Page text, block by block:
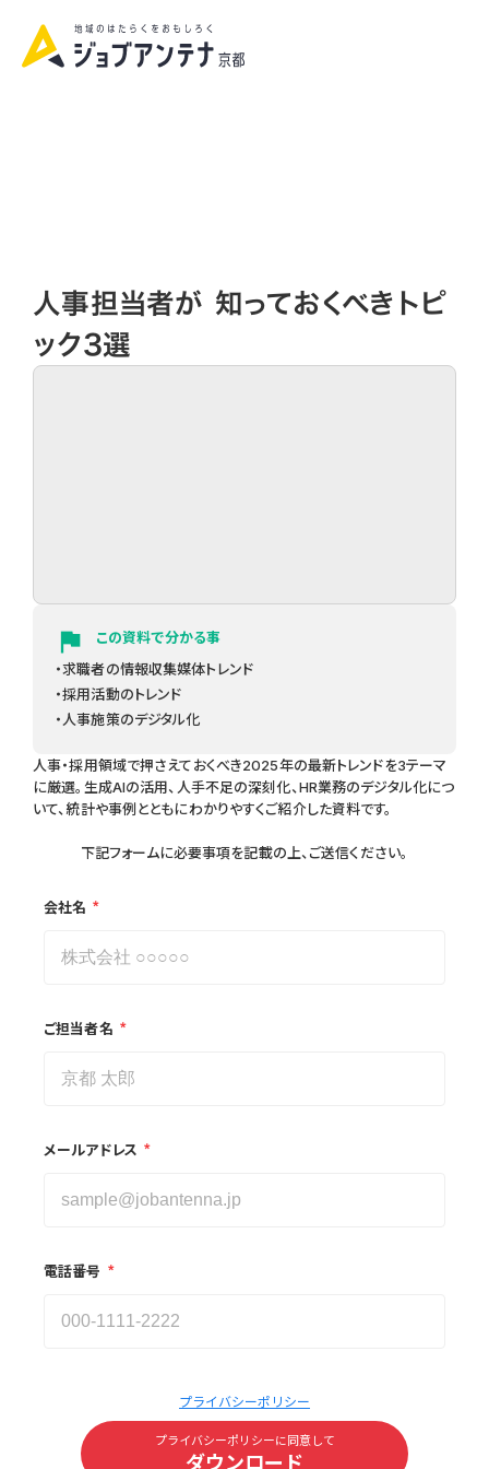
人事担当者が 知っておくべきトピ
ック3選
flag
この資料で分かる事
・求職者の情報収集媒体トレンド
・採用活動のトレンド
・人事施策のデジタル化
人事・採用領域で押さえておくべき2025年の最新トレンドを3テーマ
に厳選。生成AIの活用、人手不足の深刻化、HR業務のデジタル化につ
いて、統計や事例とともにわかりやすくご紹介した資料です。
下記フォームに必要事項を記載の上、ご送信ください。
会社名 *
ご担当者名 *
メールアドレス *
電話番号 *
プライバシーポリシー
プライバシーポリシーに同意して
ダウンロード